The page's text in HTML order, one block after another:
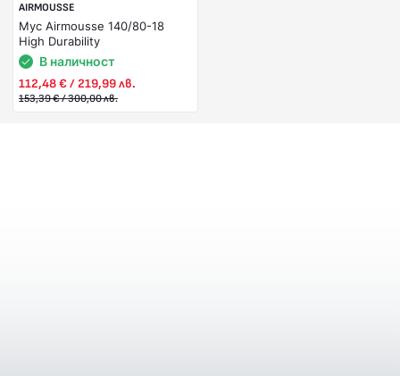
AIRMOUSSE
Мус Airmousse 140/80-18
High Durability
В наличност
112,48 € / 219,99 лв.
153,39 € / 300,00 лв.